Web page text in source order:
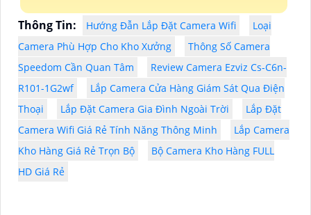
Thông Tin: Hướng Đẫn Lắp Đặt Camera Wifi
Loại
Camera Phù Hợp Cho Kho Xưởng
Thông Số Camera
Speedom Cần Quan Tâm
Review Camera Ezviz Cs-C6n-
R101-1G2wf
Lắp Camera Cửa Hàng Giám Sát Qua Điện
Thoại
Lắp Đặt Camera Gia Đình Ngoài Trời
Lắp Đặt
Camera Wifi Giá Rẻ Tính Năng Thông Minh
Lắp Camera
Kho Hàng Giá Rẻ Trọn Bộ
Bộ Camera Kho Hàng FULL
HD Giá Rẻ